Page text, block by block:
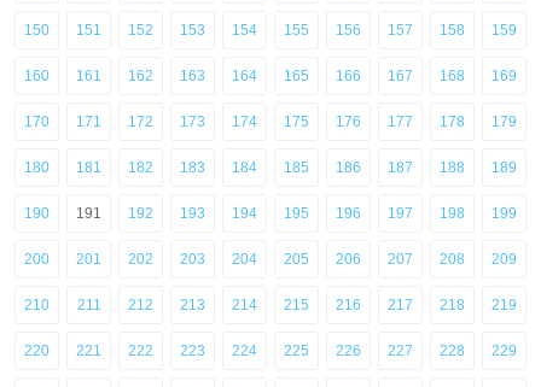
150 151 152 153 154 155 156 157 158 159
160 161 162 163 164 165 166 167 168 169
170 171 172 173 174 175 176 177 178 179
180 181 182 183 184 185 186 187 188 189
190 191 192 193 194 195 196 197 198 199
200 201 202 203 204 205 206 207 208 209
210 211 212 213 214 215 216 217 218 219
220 221 222 223 224 225 226 227 228 229